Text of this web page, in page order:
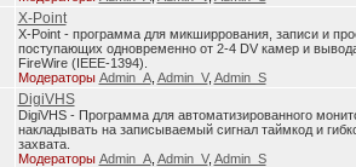
X-Point
X-Point - программа для микширрования, записи и
поступающих одновременно от 2-4 DV камер и
FireWire (IEEE-1394).
Модераторы Admin_A, Admin_V, Admin_S
DigiVHS
DigiVHS - Программа для автоматизированного
накладывать на записываемый сигнал таймкод и
захвата.
Модераторы Admin_A, Admin_V, Admin_S